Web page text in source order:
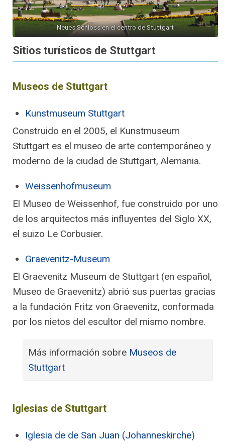
Neues Schloss en el centro de Stuttgart
Sitios turísticos de Stuttgart
Museos de Stuttgart
Kunstmuseum Stuttgart
Construido en el 2005, el Kunstmuseum
Stuttgart es el museo de arte contemporáneo y
moderno de la ciudad de Stuttgart, Alemania.
Weissenhofmuseum
El Museo de Weissenhof, fue construido por uno
de los arquitectos más influyentes del Siglo XX,
el suizo Le Corbusier.
Graevenitz-Museum
El Graevenitz Museum de Stuttgart (en español,
Museo de Graevenitz) abrió sus puertas gracias
a la fundación Fritz von Graevenitz, conformada
por los nietos del escultor del mismo nombre.
Más información sobre Museos de
Stuttgart
Iglesias de Stuttgart
Iglesia de de San Juan (Johanneskirche)